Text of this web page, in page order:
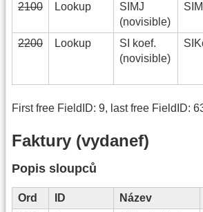
2100 Lookup
SIMJ
(novisible)
2200 Lookup
SI koef.
(novisible)
First free FieldID: 9, last free FieldID:
Faktury (vydanef)
Popis sloupců
Ord ID Název